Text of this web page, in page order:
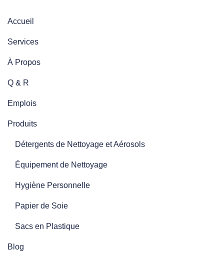
Accueil
Services
À Propos
Q & R
Emplois
Produits
Détergents de Nettoyage et Aérosols
Équipement de Nettoyage
Hygiène Personnelle
Papier de Soie
Sacs en Plastique
Blog